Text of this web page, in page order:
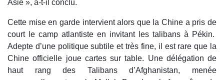
Asie », a-t-il conclu.
Cette mise en garde intervient alors que la Chine a pris de
court le camp atlantiste en invitant les talibans à Pékin.
Adepte d’une politique subtile et très fine, il est rare que la
Chine officielle joue cartes sur table. Une délégation de
haut rang des Talibans d’Afghanistan, menée